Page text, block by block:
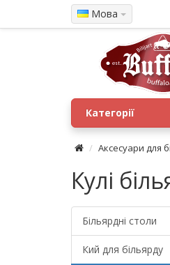
Мова
Категорії
Аксесуари для
Кулі
Більярдні столи
Кий для більярду